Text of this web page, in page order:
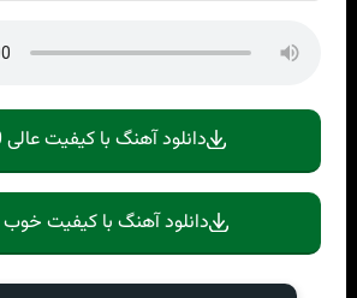
دانلود آهنگ با کیفیت عالی 320
دانلود آهنگ با کیفیت خوب 128